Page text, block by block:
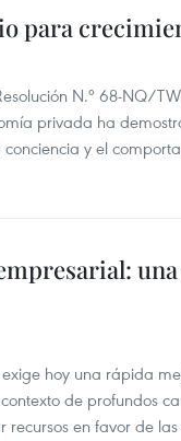
para
N.º 68-NQ/
privada ha
y el
hoy una rápida
de profundos
en favor de